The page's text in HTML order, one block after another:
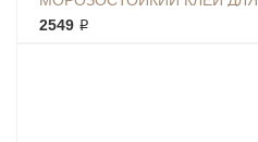
ПЛИТКИ 25КГ СЕРЫЙ
2549 ₽